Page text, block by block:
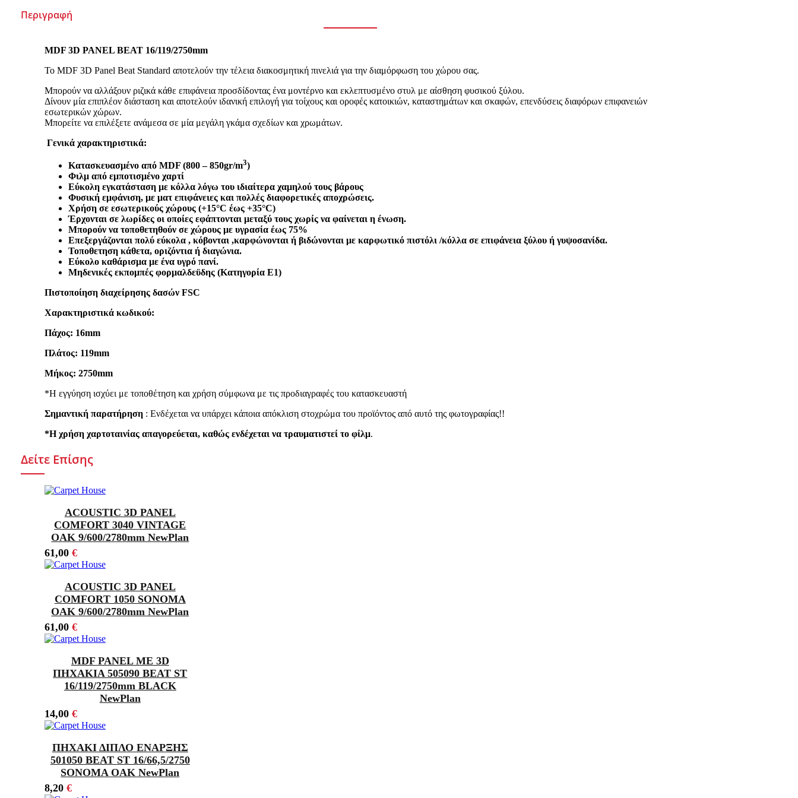
Περιγραφή
MDF 3D PANEL BEAT16/119/2750mm
Το MDF 3D Panel Beat Standard αποτελούν την τέλεια διακοσμητική πινελιά για την διαμόρφωση του χώρου σας.
Μπορούν να αλλάξουν ριζικά κάθε επιφάνεια προσδίδοντας ένα μοντέρνο και εκλεπτυσμένο στυλ με αίσθηση φυσικού ξύλου.
Δίνουν μία επιπλέον διάσταση και αποτελούν ιδανική επιλογή για τοίχους και οροφές κατοικιών, καταστημάτων και σκαφών, επενδύσεις διαφόρων επιφανειών
εσωτερικών χώρων.
Μπορείτε να επιλέξετε ανάμεσα σε μία μεγάλη γκάμα σχεδίων και χρωμάτων.
Γενικά χαρακτηριστικά:
Κατασκευασμένο από MDF (800 – 850gr/m3)
Φιλμ από εμποτισμένο χαρτί
Εύκολη εγκατάσταση με κόλλα λόγω του ιδιαίτερα χαμηλού τους βάρους
Φυσική εμφάνιση, με ματ επιφάνειες και πολλές διαφορετικές αποχρώσεις.
Χρήση σε εσωτερικούς χώρους (+15°C έως +35°C)
Έρχονται σε λωρίδες οι οποίες εφάπτονται μεταξύ τους χωρίς να φαίνεται η ένωση.
Μπορούν να τοποθετηθούν σε χώρους με υγρασία έως 75%
Επεξεργάζονται πολύ εύκολα , κόβονται ,καρφώνονται ή βιδώνονται με καρφωτικό πιστόλι /κόλλα σε επιφάνεια ξύλου ή γυψοσανίδα.
Τοποθετηση κάθετα, οριζόντια ή διαγώνια.
Εύκολο καθάρισμα με ένα υγρό πανί.
Μηδενικές εκπομπές φορμαλδεϋδης (Κατηγορία Ε1)
Πιστοποίηση διαχείρησης δασών FSC
Χαρακτηριστικά κωδικού:
Πάχος: 16mm
Πλάτος: 119mm
Μήκος: 2750mm
*Η εγγύηση ισχύει με τοποθέτηση και χρήση σύμφωνα με τις προδιαγραφές του κατασκευαστή
Σημαντική παρατήρηση: Ενδέχεται να υπάρχει κάποια απόκλιση στοχρώμα του προϊόντος από αυτό της φωτογραφίας!!
*Η χρήση χαρτοταινίας απαγορεύεται, καθώς ενδέχεται να τραυματιστεί το φίλμ.
Δείτε Επίσης
ACOUSTIC 3D PANEL
COMFORT 3040 VINTAGE
OAK 9/600/2780mm NewPlan
61,00 €
ACOUSTIC 3D PANEL
COMFORΤ 1050 SONOMA
OAK 9/600/2780mm NewPlan
61,00 €
MDF PANEL ΜΕ 3D
ΠΗΧΑΚΙΑ 505090 BEAT ST
16/119/2750mm BLACK
NewPlan
14,00 €
ΠΗΧΑΚΙ ΔΙΠΛΟ ΕΝΑΡΞΗΣ
501050 BEAT ST 16/66,5/2750
SONOMA OAK NewPlan
8,20 €